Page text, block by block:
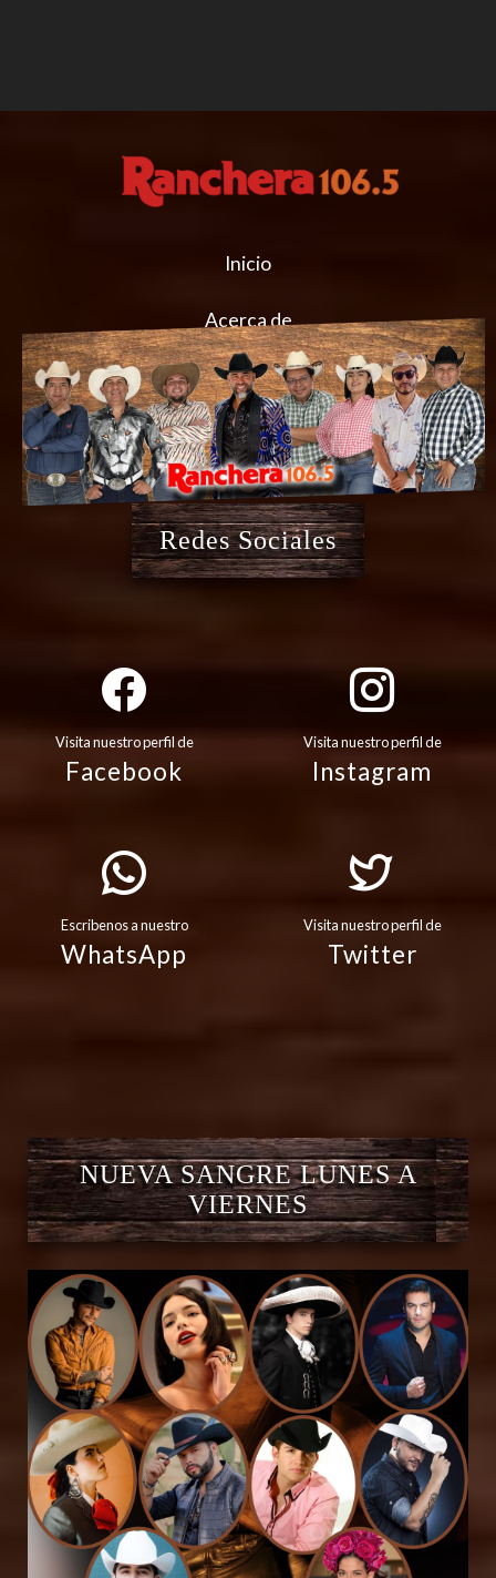
Inicio
Acerca de
Redes Sociales
Visita nuestro perfil de
Facebook
Visita nuestro perfil de
Instagram
Escribenos a nuestro
WhatsApp
Visita nuestro perfil de
Twitter
NUEVA SANGRE LUNES A
VIERNES